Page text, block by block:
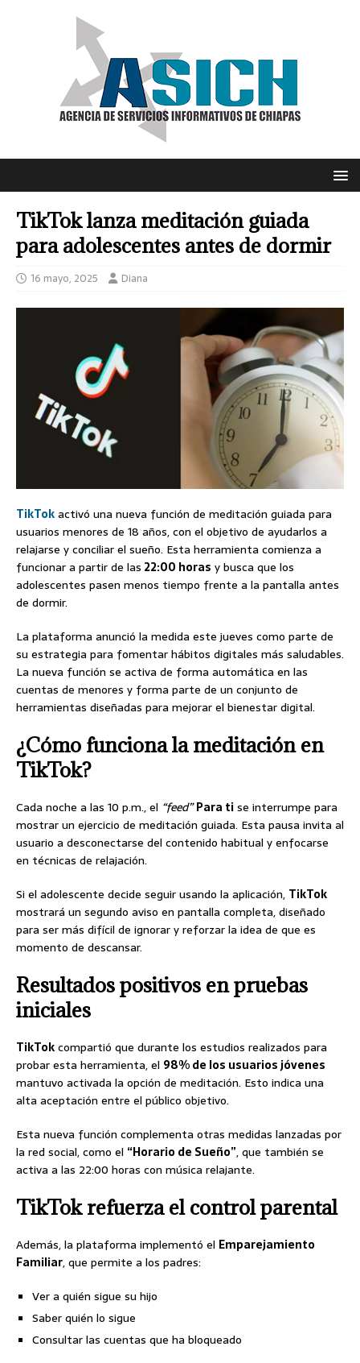
TikTok lanza meditación guiada
para adolescentes antes de dormir
16 mayo, 2025 Diana
TikTokactivó una nueva función de meditación guiada para
usuarios menores de 18 años, con el objetivo de ayudarlos a
relajarse y conciliar el sueño. Esta herramienta comienza a
funcionar a partir de las 22:00 horas y busca que los
adolescentes pasen menos tiempo frente a la pantalla antes
de dormir.
La plataforma anunció la medida este jueves como parte de
su estrategia para fomentar hábitos digitales más saludables.
La nueva función se activa de forma automática en las
cuentas de menores y forma parte de un conjunto de
herramientas diseñadas para mejorar el bienestar digital.
¿Cómo funciona la meditación en
TikTok?
Cada noche a las 10 p.m., el “feed” Para tise interrumpe para
mostrar un ejercicio de meditación guiada. Esta pausa invita al
usuario a desconectarse del contenido habitual y enfocarse
en técnicas de relajación.
Si el adolescente decide seguir usando la aplicación, TikTok
mostrará un segundo aviso en pantalla completa, diseñado
para ser más difícil de ignorar y reforzar la idea de que es
momento de descansar.
Resultados positivos en pruebas
iniciales
TikTokcompartió que durante los estudios realizados para
probar esta herramienta, el 98% de los usuarios jóvenes
mantuvo activada la opción de meditación. Esto indica una
alta aceptación entre el público objetivo.
Esta nueva función complementa otras medidas lanzadas por
la red social, como el “Horario de Sueño”, que también se
activa a las 22:00 horas con música relajante.
TikTok refuerza el control parental
Además, la plataforma implementó el Emparejamiento
Familiar, que permite a los padres:
Ver a quién sigue su hijo
Saber quién lo sigue
Consultar las cuentas que ha bloqueado